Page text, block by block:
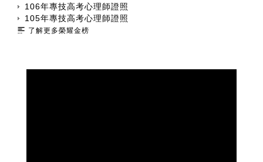
106年專技高考心理師證照
105年專技高考心理師證照
了解更多榮耀金榜